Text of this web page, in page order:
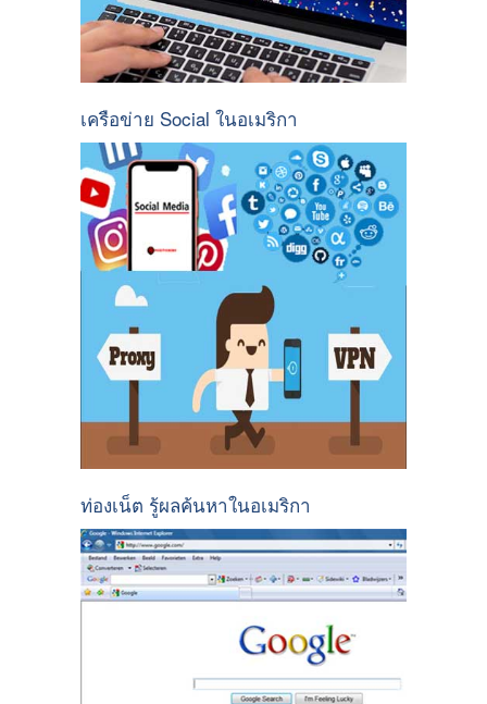
เครือข่าย Social ในอเมริกา
ท่องเน็ต รู้ผลค้นหาในอเมริกา